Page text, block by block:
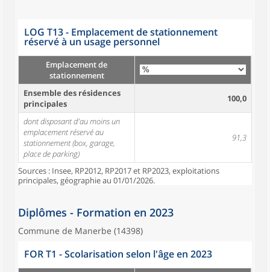
LOG T13 - Emplacement de stationnement
réservé à un usage personnel
Emplacement de
stationnement
Ensemble des résidences
principales
100,0
dont disposant d'au moins un
emplacement réservé au
stationnement (box, garage,
place de parking)
91,3
Sources : Insee, RP2012, RP2017 et RP2023, exploitations
principales, géographie au 01/01/2026.
Diplômes - Formation en 2023
Commune de Manerbe (14398)
FOR T1 - Scolarisation selon l'âge en 2023